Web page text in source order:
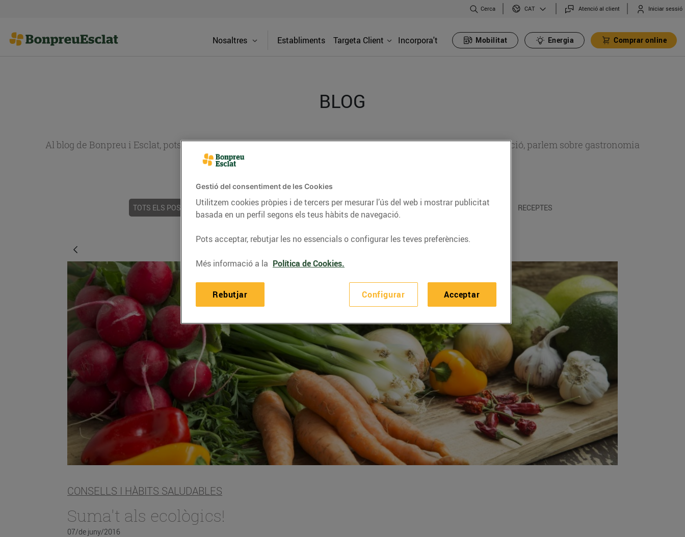
Cerca CAT Atenció al client Iniciar sessió
Nosaltres Establiments Targeta Client Incorpora't Mobilitat Energia Comprar online
BLOG
Al blog de Bonpreu i Esclat, pots trobar receptes, consells nutricionals, informació d’actualitat sobre alimentació, parlem sobre gastronomia
TOTS ELS POSTS ACTUALITAT CONSELLS I HÀBITS SALUDABLES ENERGIA GASTRONOMIA I TRADICIONS RECEPTES
CONSELLS I HÀBITS SALUDABLES
Suma't als ecològics!
07/de juny/2016
Gestió del consentiment de les Cookies
Utilitzem cookies pròpies i de tercers per mesurar l’ús del web i mostrar publicitat
basada en un perfil segons els teus hàbits de navegació.
Pots acceptar, rebutjar les no essencials o configurar les teves preferències.
Més informació a la Política de Cookies.
Configurar
Rebutjar Acceptar